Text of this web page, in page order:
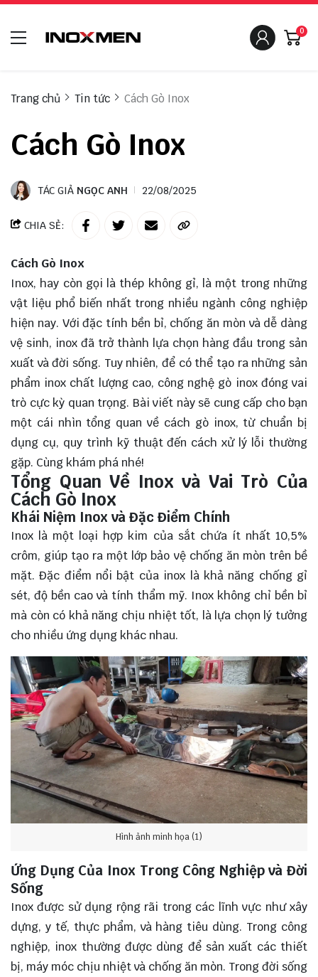
0
Trang chủ Tin tức Cách Gò Inox
Cách Gò Inox
TÁC GIẢ NGỌC ANH 22/08/2025
CHIA SẺ:
Cách Gò Inox
Inox, hay còn gọi là thép không gỉ, là một trong những
vật liệu phổ biến nhất trong nhiều ngành công nghiệp
hiện nay. Với đặc tính bền bỉ, chống ăn mòn và dễ dàng
vệ sinh, inox đã trở thành lựa chọn hàng đầu trong sản
xuất và đời sống. Tuy nhiên, để có thể tạo ra những sản
phẩm inox chất lượng cao, công nghệ gò inox đóng vai
trò cực kỳ quan trọng. Bài viết này sẽ cung cấp cho bạn
một cái nhìn tổng quan về cách gò inox, từ chuẩn bị
dụng cụ, quy trình kỹ thuật đến cách xử lý lỗi thường
gặp. Cùng khám phá nhé!
Tổng Quan Về Inox và Vai Trò Của
Cách Gò Inox
Khái Niệm Inox và Đặc Điểm Chính
Inox là một loại hợp kim của sắt chứa ít nhất 10,5%
crôm, giúp tạo ra một lớp bảo vệ chống ăn mòn trên bề
mặt. Đặc điểm nổi bật của inox là khả năng chống gỉ
sét, độ bền cao và tính thẩm mỹ. Inox không chỉ bền bỉ
mà còn có khả năng chịu nhiệt tốt, là lựa chọn lý tưởng
cho nhiều ứng dụng khác nhau.
Hình ảnh minh họa (1)
Ứng Dụng Của Inox Trong Công Nghiệp và Đời
Sống
Inox được sử dụng rộng rãi trong các lĩnh vực như xây
dựng, y tế, thực phẩm, và hàng tiêu dùng. Trong công
nghiệp, inox thường được dùng để sản xuất các thiết
bị, máy móc chịu nhiệt và chống ăn mòn. Trong đời sống